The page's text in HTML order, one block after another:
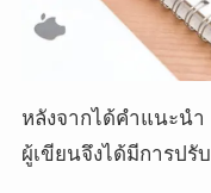
หลังจากได้คำแนะนำ
ผู้เขียนจึงได้มีการปรั